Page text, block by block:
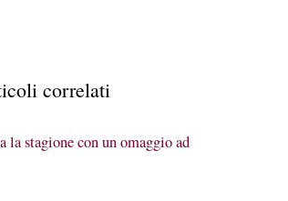
correlati
la stagione con un omaggio ad